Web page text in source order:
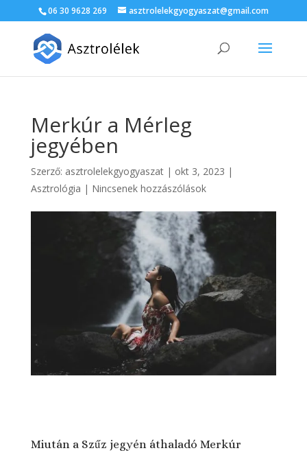
06 30 9628 269 asztrolelekgyogyaszat@gmail.com
Merkúr a Mérleg
jegyében
Szerző: asztrolelekgyogyaszat| okt 3, 2023 |
Asztrológia | Nincsenek hozzászólások
Miután a Szűz jegyén áthaladó Merkúr